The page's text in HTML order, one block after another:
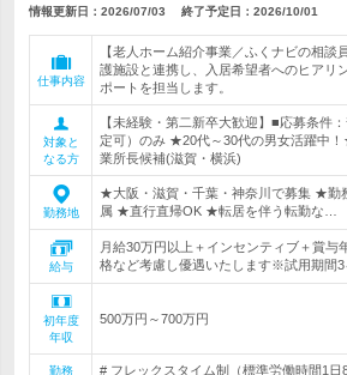
情報更新日：2026/07/03 終了予定日： 2026/10/01
仕事内容
【老人ホーム紹介事業／ふくナビの相談
護施設と連携し、入居希望者へのヒアリ
ポートを担当します。
対象と
なる方
【未経験・第二新卒大歓迎】■応募条件
定可）のみ ★20代～30代の男女活躍中
業所長候補(滋賀・横浜)
勤務地
★大阪・滋賀・千葉・神奈川で募集 ★勤
属 ★直行直帰OK ★転居を伴う転勤な…
給与
月給30万円以上＋インセンティブ＋賞
格など考慮し優遇いたします※試用期間3
初年度
年収
500万円～700万円
勤務
# フレックスタイム制（標準労働時間1日